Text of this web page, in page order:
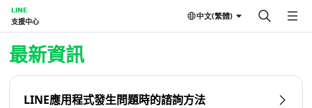
LINE
支援中心
中文(繁體)
首頁 | LINE支援中心
最新資訊
LINE應用程式發生問題時的諮詢方法